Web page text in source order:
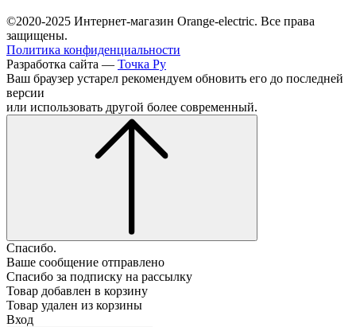
©2020-2025 Интернет-магазин Orange-electric. Все права
защищены.
Политика конфиденциальности
Разработка сайта — Точка Ру
Ваш браузер устарел рекомендуем обновить его до последней
версии
или использовать другой более современный.
Спасибо.
Ваше сообщение отправлено
Спасибо за подписку на рассылку
Товар добавлен в корзину
Товар удален из корзины
Вход